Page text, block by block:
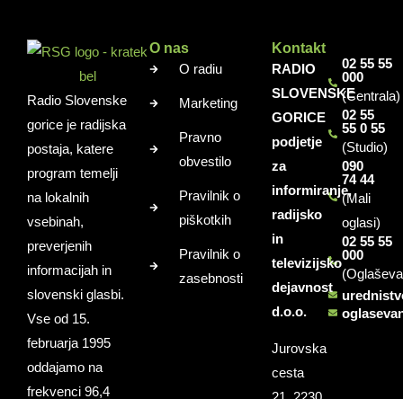
Radio Slovenske
gorice je radijska
postaja, katere
program temelji
na lokalnih
vsebinah,
preverjenih
informacijah in
slovenski glasbi.
Vse od 15.
februarja 1995
oddajamo na
frekvenci 96,4
O nas
O radiu
Marketing
Pravno
obvestilo
Pravilnik o
piškotkih
Pravilnik o
zasebnosti
Kontakt
RADIO
SLOVENSKE
GORICE
podjetje
za
informiranje,
radijsko
in
televizijsko
dejavnost
d.o.o.
Jurovska
cesta
02 55 55
000
(Centrala)
02 55
55 0 55
(Studio)
090
74 44
(Mali
oglasi)
02 55 55
000